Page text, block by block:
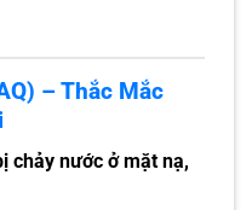
– Thắc Mắc
chảy nước ở mặt nạ,